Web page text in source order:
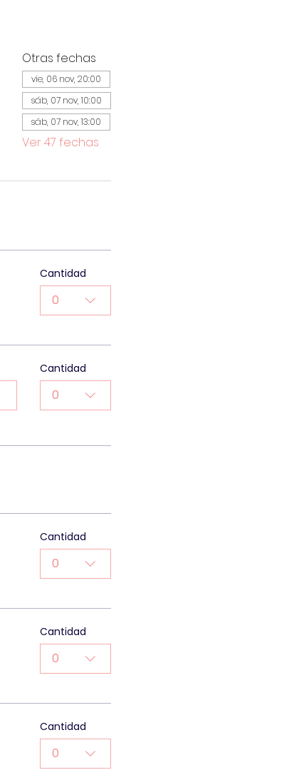
Otras fechas
vie, 06 nov, 20:00
sáb, 07 nov, 10:00
sáb, 07 nov, 13:00
Ver 47 fechas
Cantidad
0
Cantidad
0
Cantidad
0
Cantidad
0
Cantidad
0